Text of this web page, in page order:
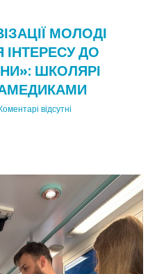
МОЛОДІ
ДО
ШКОЛЯРІ
відсутні